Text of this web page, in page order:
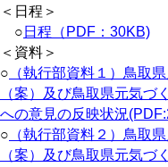
＜日程＞
○ 日程（PDF：30KB)
＜資料＞
○ （執行部資料１）鳥取
（案）及び鳥取県元気づ
への意見の反映状況
○ （執行部資料２）鳥取
（案）及び鳥取県元気づ